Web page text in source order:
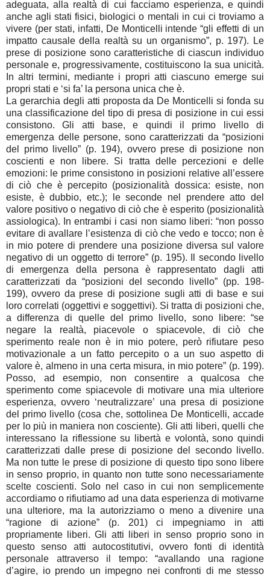
adeguata, alla realtà di cui facciamo esperienza, e quindi
anche agli stati fisici, biologici o mentali in cui ci troviamo a
vivere (per stati, infatti, De Monticelli intende “gli effetti di un
impatto causale della realtà su un organismo”, p. 197). Le
prese di posizione sono caratteristiche di ciascun individuo
personale e, progressivamente, costituiscono la sua unicità.
In altri termini, mediante i propri atti ciascuno emerge sui
propri stati e ‘si fa’ la persona unica che è.
La gerarchia degli atti proposta da De Monticelli si fonda su
una classificazione del tipo di presa di posizione in cui essi
consistono. Gli atti base, e quindi il primo livello di
emergenza delle persone, sono caratterizzati da “posizioni
del primo livello” (p. 194), ovvero prese di posizione non
coscienti e non libere. Si tratta delle percezioni e delle
emozioni: le prime consistono in posizioni relative all’essere
di ciò che è percepito (posizionalità dossica: esiste, non
esiste, è dubbio, etc.); le seconde nel prendere atto del
valore positivo o negativo di ciò che è esperito (posizionalità
assiologica). In entrambi i casi non siamo liberi: “non posso
evitare di avallare l’esistenza di ciò che vedo e tocco; non è
in mio potere di prendere una posizione diversa sul valore
negativo di un oggetto di terrore” (p. 195). Il secondo livello
di emergenza della persona è rappresentato dagli atti
caratterizzati da “posizioni del secondo livello” (pp. 198-
199), ovvero da prese di posizione sugli atti di base e sui
loro correlati (oggettivi e soggettivi). Si tratta di posizioni che,
a differenza di quelle del primo livello, sono libere: “se
negare la realtà, piacevole o spiacevole, di ciò che
sperimento reale non è in mio potere, però rifiutare peso
motivazionale a un fatto percepito o a un suo aspetto di
valore è, almeno in una certa misura, in mio potere” (p. 199).
Posso, ad esempio, non consentire a qualcosa che
sperimento come spiacevole di motivare una mia ulteriore
esperienza, ovvero ‘neutralizzare’ una presa di posizione
del primo livello (cosa che, sottolinea De Monticelli, accade
per lo più in maniera non cosciente). Gli atti liberi, quelli che
interessano la riflessione su libertà e volontà, sono quindi
caratterizzati dalle prese di posizione del secondo livello.
Ma non tutte le prese di posizione di questo tipo sono libere
in senso proprio, in quanto non tutte sono necessariamente
scelte coscienti. Solo nel caso in cui non semplicemente
accordiamo o rifiutiamo ad una data esperienza di motivarne
una ulteriore, ma la autorizziamo o meno a divenire una
“ragione di azione” (p. 201) ci impegniamo in atti
propriamente liberi. Gli atti liberi in senso proprio sono in
questo senso atti autocostitutivi, ovvero fonti di identità
personale attraverso il tempo: “avallando una ragione
d’agire, io prendo un impegno nei confronti di me stesso